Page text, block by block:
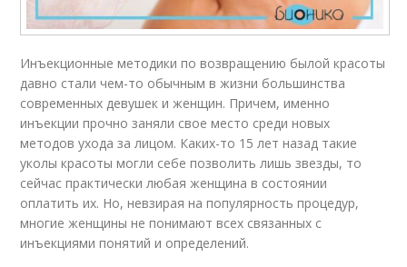
Инъекционные методики по возвращению былой красоты
давно стали чем-то обычным в жизни большинства
современных девушек и женщин. Причем, именно
инъекции прочно заняли свое место среди новых
методов ухода за лицом. Каких-то 15 лет назад такие
уколы красоты могли себе позволить лишь звезды, то
сейчас практически любая женщина в состоянии
оплатить их. Но, невзирая на популярность процедур,
многие женщины не понимают всех связанных с
инъекциями понятий и определений.